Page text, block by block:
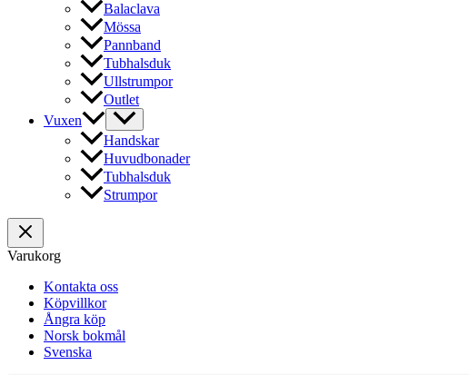
Balaclava
Mössa
Pannband
Tubhalsduk
Ullstrumpor
Outlet
Vuxen
Handskar
Huvudbonader
Tubhalsduk
Strumpor
Varukorg
Kontakta oss
Köpvillkor
Ångra köp
Norsk bokmål
Svenska